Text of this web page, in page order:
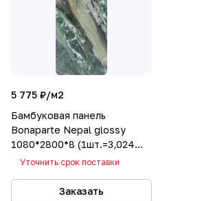
5 775 ₽/м2
Бамбуковая панель
Bonaparte Nepal glossy
1080*2800*8 (1шт.=3,024
кв.м.) B connect
Уточнить срок поставки
Заказать